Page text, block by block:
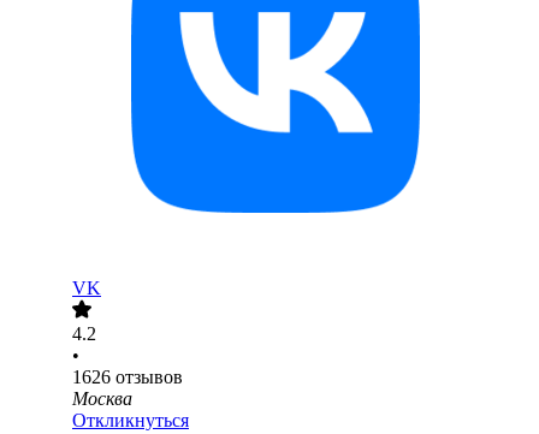
VK
4.2
•
1626 отзывов
Москва
Откликнуться